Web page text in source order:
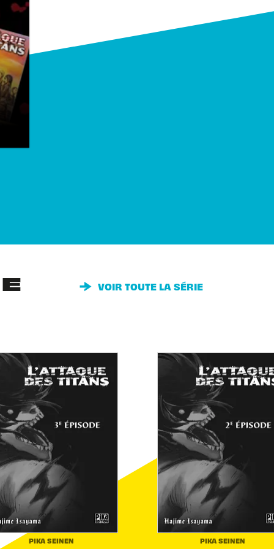
VOIR TOUTE LA SÉRIE
PIKA SEINEN PIKA SEINEN